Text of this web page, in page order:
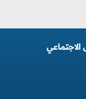
الاجتماعي